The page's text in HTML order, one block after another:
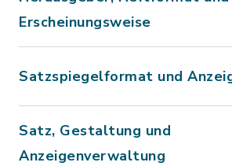
Erscheinungsweise
Satzspiegelformat und
Satz, Gestaltung und
Anzeigenverwaltung